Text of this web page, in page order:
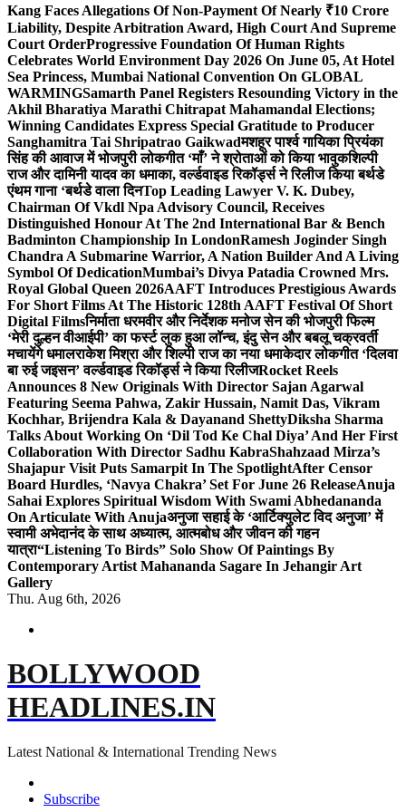
Kang Faces Allegations Of Non-Payment Of Nearly ₹10 Crore
Liability, Despite Arbitration Award, High Court And Supreme
Court OrderProgressive Foundation Of Human Rights
Celebrates World Environment Day 2026 On June 05, At Hotel
Sea Princess, Mumbai National Convention On GLOBAL
WARMINGSamarth Panel Registers Resounding Victory in the
Akhil Bharatiya Marathi Chitrapat Mahamandal Elections;
Winning Candidates Express Special Gratitude to Producer
Sanghamitra Tai Shripatrao Gaikwadमशहूर पार्श्व गायिका प्रियंका
सिंह की आवाज में भोजपुरी लोकगीत ‘माँ’ ने श्रोताओं को किया भावुकशिल्पी
राज और दामिनी यादव का धमाका, वर्ल्डवाइड रिकॉर्ड्स ने रिलीज किया बर्थडे
एंथम गाना ‘बर्थडे वाला दिनTop Leading Lawyer V. K. Dubey,
Chairman Of Vkdl Npa Advisory Council, Receives
Distinguished Honour At The 2nd International Bar & Bench
Badminton Championship In LondonRamesh Joginder Singh
Chandra A Submarine Warrior, A Nation Builder And A Living
Symbol Of DedicationMumbai’s Divya Patadia Crowned Mrs.
Royal Global Queen 2026AAFT Introduces Prestigious Awards
For Short Films At The Historic 128th AAFT Festival Of Short
Digital Filmsनिर्माता धरमवीर और निर्देशक मनोज सेन की भोजपुरी फिल्म
‘मेरी दुल्हन वीआईपी’ का फर्स्ट लुक हुआ लॉन्च, इंदु सेन और बबलू चक्रवर्ती
मचायेंगे धमालराकेश मिश्रा और शिल्पी राज का नया धमाकेदार लोकगीत ‘दिलवा
बा रुई जइसन’ वर्ल्डवाइड रिकॉर्ड्स ने किया रिलीजRocket Reels
Announces 8 New Originals With Director Sajan Agarwal
Featuring Seema Pahwa, Zakir Hussain, Namit Das, Vikram
Kochhar, Brijendra Kala & Dayanand ShettyDiksha Sharma
Talks About Working On ‘Dil Tod Ke Chal Diya’ And Her First
Collaboration With Director Sadhu KabraShahzaad Mirza’s
Shajapur Visit Puts Samarpit In The SpotlightAfter Censor
Board Hurdles, ‘Navya Chakra’ Set For June 26 ReleaseAnuja
Sahai Explores Spiritual Wisdom With Swami Abhedananda
On Articulate With Anujaअनुजा सहाई के ‘आर्टिक्युलेट विद अनुजा’ में
स्वामी अभेदानंद के साथ अध्यात्म, आत्मबोध और जीवन की गहन
यात्रा“Listening To Birds” Solo Show Of Paintings By
Contemporary Artist Mahananda Sagare In Jehangir Art
Gallery
Thu. Aug 6th, 2026
BOLLYWOOD
HEADLINES.IN
Latest National & International Trending News
Subscribe